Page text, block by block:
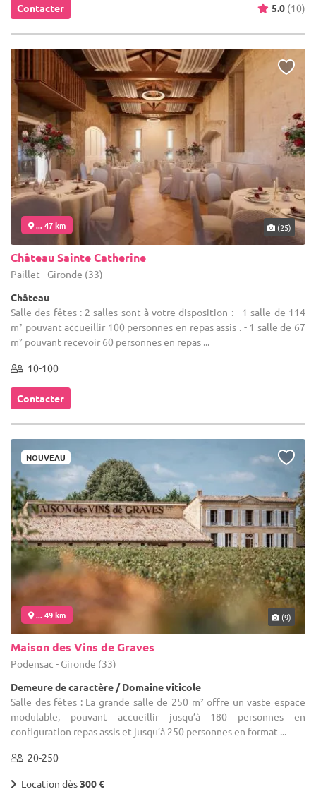
Contacter 5.0 (10)
... 47 km (25)
Château Sainte Catherine
Paillet - Gironde (33)
Château
Salle des fêtes : 2 salles sont à votre disposition : - 1 salle de 114
m² pouvant accueillir 100 personnes en repas assis . - 1 salle de 67
m² pouvant recevoir 60 personnes en repas ...
10-100
Contacter
NOUVEAU
... 49 km (9)
Maison des Vins de Graves
Podensac - Gironde (33)
Demeure de caractère / Domaine viticole
Salle des fêtes : La grande salle de 250 m² offre un vaste espace
modulable, pouvant accueillir jusqu’à 180 personnes en
configuration repas assis et jusqu’à 250 personnes en format ...
20-250
Location dès300 €